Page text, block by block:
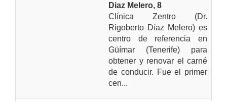
Diaz Melero, 8
Clínica Zentro (Dr.
Rigoberto Díaz Melero) es
centro de referencia en
Güímar (Tenerife) para
obtener y renovar el carné
de conducir. Fue el primer
cen...